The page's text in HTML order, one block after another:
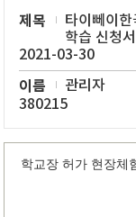
제목
타이뻬이
학습 신청
2021-03-30
이름 관리자
380215
학교장 허가 현장체